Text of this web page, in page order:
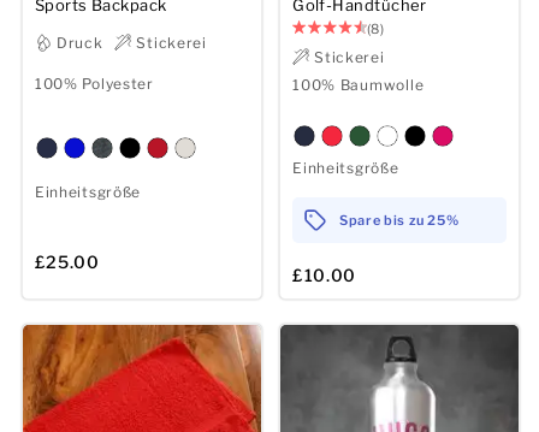
Sports Backpack
Druck Stickerei
100% Polyester
Einheitsgröße
£25.00
Golf-Handtücher
(8)
Stickerei
100% Baumwolle
Einheitsgröße
Spare bis zu 25%
£10.00